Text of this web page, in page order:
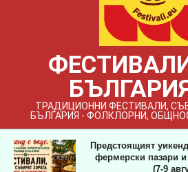
ТРАДИЦИОННИ ФЕСТИВАЛИ,
БЪЛГАРИЯ - ФОЛКЛОРНИ,
Предстоящият
фермерски пазари
(7-9